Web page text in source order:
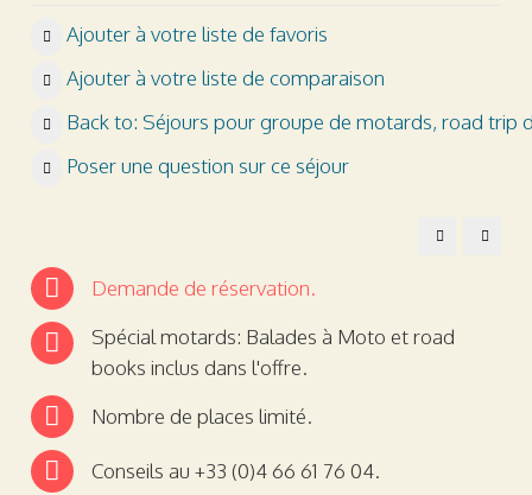
Ajouter à votre liste de favoris
Ajouter à votre liste de comparaison
Back to: Séjours pour groupe de motards, road trip
Poser une question sur ce séjour
SéjoursSéjour
Demande de réservation.
Spécial motards: Balades à Moto et road
books inclus dans l'offre.
Nombre de places limité.
Conseils au +33 (0)4 66 61 76 04.